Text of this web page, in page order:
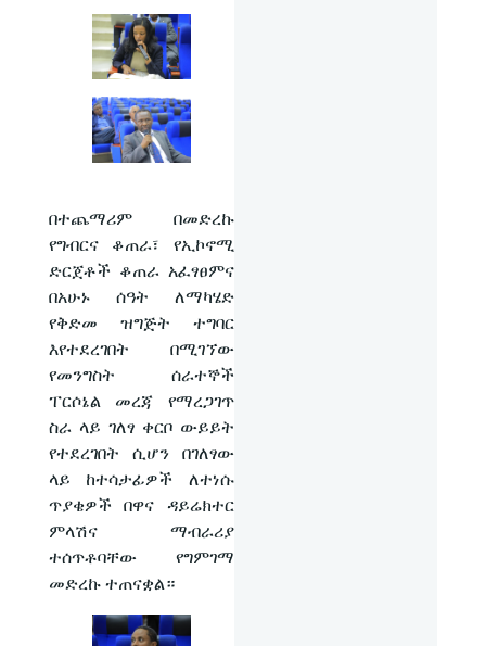
በተጨማሪም በመድረኩ
የግብርና ቆጠራ፣ የኢኮኖሚ
ድርጀቶች ቆጠራ አፈፃፀምና
በአሁኑ ሰዓት ለማካሄድ
የቅድመ ዝግጅት ተግባር
እየተደረገበት በሚገኘው
የመንግስት ሰራተኞች
ፐርሶኔል መረጃ የማረጋገጥ
ስራ ላይ ገለፃ ቀርቦ ውይይት
የተደረገበት ሲሆን በገለፃው
ላይ ከተሳታፊዎች ለተነሱ
ጥያቄዎች በዋና ዳይሬክተር
ምላሽና ማብራሪያ
ተሰጥቶባቸው የግምገማ
መድረኩ ተጠናቋል።